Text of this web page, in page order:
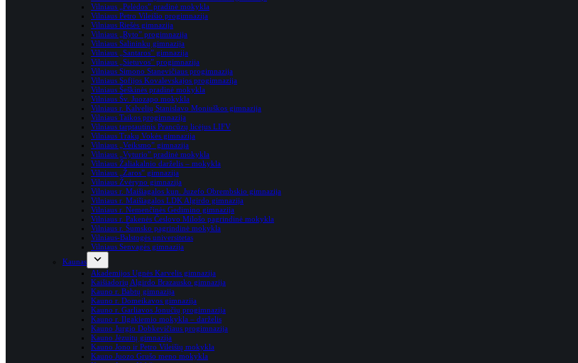
Vilniaus „Pelėdos” pradinė mokykla
Vilniaus Petro Vileišio progimnazija
Vilniaus Riešės gimnazija
Vilniaus „Ryto” progimnazija
Vilniaus Salininkų gimnazija
Vilniaus „Santaros” gimnazija
Vilniaus „Sietuvos” progimnazija
Vilniaus Simono Stanevičiaus progimnazija
Vilniaus Sofijos Kovalevskajos progimnazija
Vilniaus Šeškinės pradinė mokykla
Vilniaus Šv. Juozapo mokykla
Vilniaus r. Kalvelių Stanislavo Moniuškos gimnazija
Vilniaus Taikos progimnazija
Vilniaus tarptautinis Prancūzų licėjus LIFV
Vilniaus Trakų Vokės gimnazija
Vilniaus „Veiksmo” gimnazija
Vilniaus „Vyturio” pradinė mokykla
Vilniaus Žaliakalnio darželis – mokykla
Vilniaus „Žaros” gimnazija
Vilniaus Žvėryno gimnazija
Vilniaus r. Maišiagalos kun. Juzefo Obrembskio gimnazija
Vilniaus r. Maišiagalos LDK Algirdo gimnazija
Vilniaus r. Nemenčinės Gedimino gimnazija
Vilniaus r. Pake­nės Čes­lovo Milošo pag­rin­dinė mokykla
Vilniaus r. Šumsko pagrindinė mokykla
Vilniaus-Balstogės universitetas
Vilniaus Senvagės gimnazija
Kaunas
Akademijos Ugnės Karvelis gimnazija
Kaišiadorių Algirdo Brazausko gimnazija
Kauno r. Babtų gimnazija
Kauno r. Domeikavos gimnazija
Kauno r. Garliavos Jonučių progimnazija
Kauno r. Ilgakiemio mokykla – darželis
Kauno Jurgio Dobkevičiaus progimnazija
Kauno Jėzuitų gimnazija
Kauno Jono ir Petro Vileišių mokykla
Kauno Juozo Grušo meno mokykla